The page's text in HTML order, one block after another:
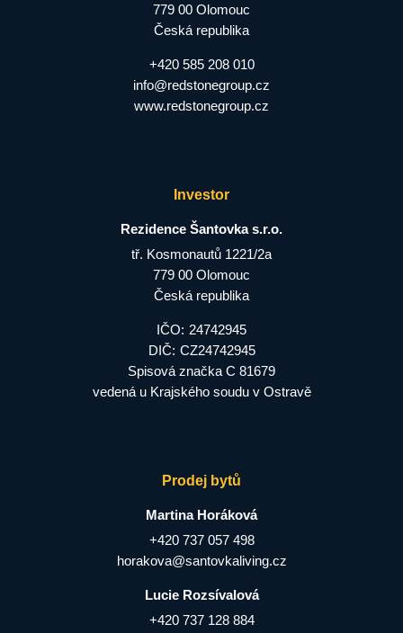
779 00 Olomouc
Česká republika
+420 585 208 010
info@redstonegroup.cz
www.redstonegroup.cz
Investor
Rezidence Šantovka s.r.o.
tř. Kosmonautů 1221/2a
779 00 Olomouc
Česká republika
IČO: 24742945
DIČ: CZ24742945
Spisová značka C 81679
vedená u Krajského soudu v Ostravě
Prodej bytů
Martina Horáková
+420 737 057 498
horakova@santovkaliving.cz
Lucie Rozsívalová
+420 737 128 884